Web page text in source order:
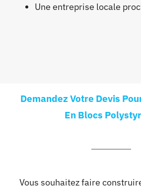
Une entreprise locale
Demandez Votre Devis
En Blocs
Vous souhaitez faire